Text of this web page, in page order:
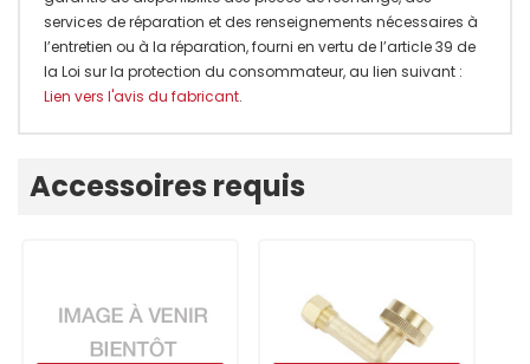
services de réparation et des renseignements nécessaires à
l’entretien ou à la réparation, fourni en vertu de l’article 39 de
la Loi sur la protection du consommateur, au lien suivant :
Lien vers l'avis du fabricant.
Accessoires requis